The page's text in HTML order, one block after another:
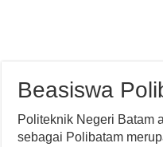
Beasiswa
Politeknik Negeri Batam
sebagai Polibatam